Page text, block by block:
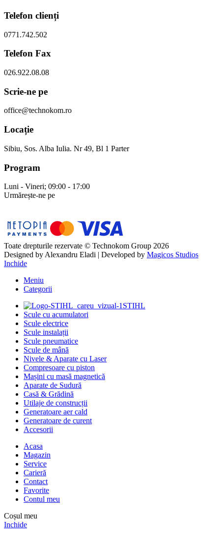
Telefon clienți
0771.742.502
Telefon Fax
026.922.08.08
Scrie-ne pe
office@technokom.ro
Locație
Sibiu, Sos. Alba Iulia. Nr 49, Bl 1 Parter
Program
Luni - Vineri; 09:00 - 17:00
Urmărește-ne pe
Toate drepturile rezervate © Technokom Group 2026
Designed by Alexandru Eladi | Developed by Magicos Studios
Inchide
Meniu
Categorii
STIHL
Scule cu acumulatori
Scule electrice
Scule instalații
Scule pneumatice
Scule de mână
Nivele & Aparate cu Laser
Compresoare cu piston
Mașini cu masă magnetică
Aparate de Sudură
Casă & Grădină
Utilaje de construcții
Generatoare aer cald
Generatoare de curent
Accesorii
Acasa
Magazin
Service
Carieră
Contact
Favorite
Contul meu
Coșul meu
Inchide